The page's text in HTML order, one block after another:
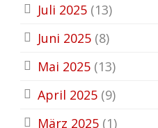
Juli 2025 (13)
Juni 2025 (8)
Mai 2025 (13)
April 2025 (9)
März 2025 (1)